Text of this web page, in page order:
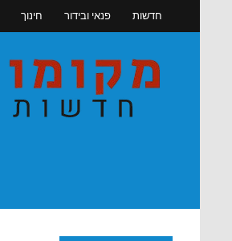
content
חדשות פנאי ובידור חינוך